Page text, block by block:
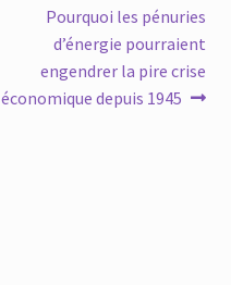
Article
suivant :
Pourquoi les pénuries
d’énergie pourraient
engendrer la pire crise
économique depuis 1945